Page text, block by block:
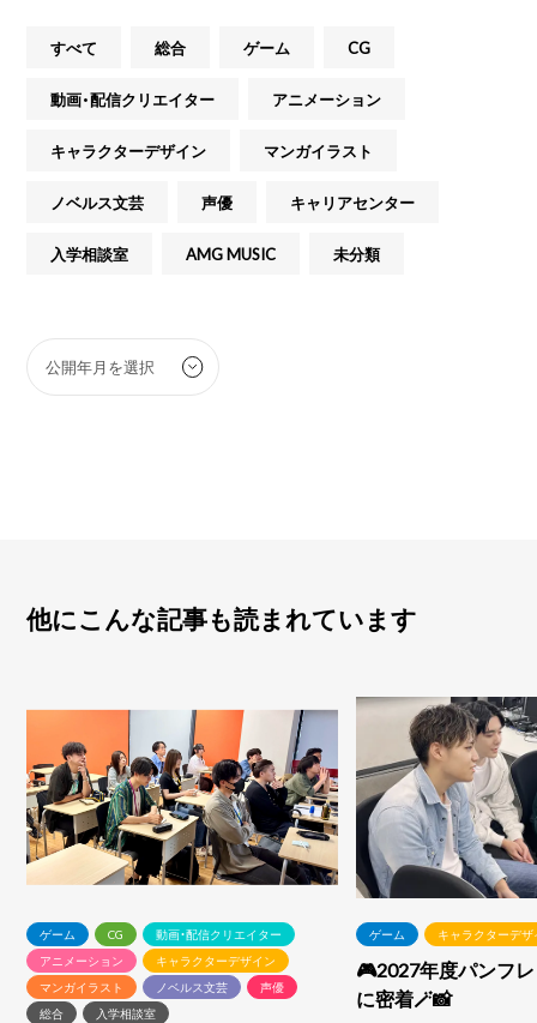
すべて 総合 ゲーム CG
動画・配信クリエイター アニメーション
キャラクターデザイン マンガイラスト
ノベルス文芸 声優 キャリアセンター
入学相談室 AMG MUSIC 未分類
他にこんな記事も読まれています
ゲーム CG
動画・配信クリエイター
アニメーション
キャラクターデザイン
マンガイラスト
ノベルス文芸
声優
総合
入学相談室
ゲーム キャラクターデ
🎮2027年度パンフ
に密着🪄📸